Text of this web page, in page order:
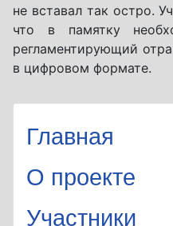
не вставал так остро.
что в памятку
регламентирующий
в цифровом формате.
Главная
О проекте
Участники